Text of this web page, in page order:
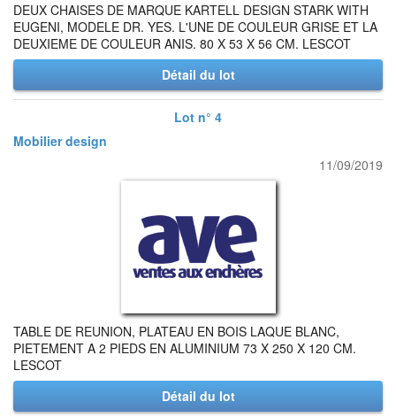
DEUX CHAISES DE MARQUE KARTELL DESIGN STARK WITH
EUGENI, MODELE DR. YES. L'UNE DE COULEUR GRISE ET LA
DEUXIEME DE COULEUR ANIS. 80 X 53 X 56 CM. LESCOT
Détail du lot
Lot n° 4
Mobilier design
11/09/2019
TABLE DE REUNION, PLATEAU EN BOIS LAQUE BLANC,
PIETEMENT A 2 PIEDS EN ALUMINIUM 73 X 250 X 120 CM.
LESCOT
Détail du lot